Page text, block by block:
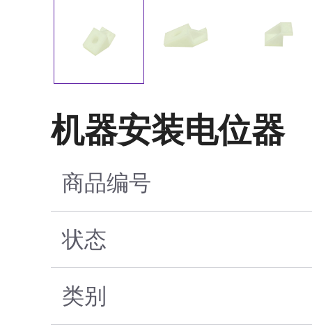
机器安装电位器
商品编号
状态
类别